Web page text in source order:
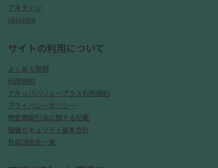
アキチャン
akipedia
サイトの利用について
よくある質問
利用規約
アキッパバリュープラス利用規約
プライバシーポリシー
特定商取引法に関する記載
情報セキュリティ基本方針
外部送信先一覧